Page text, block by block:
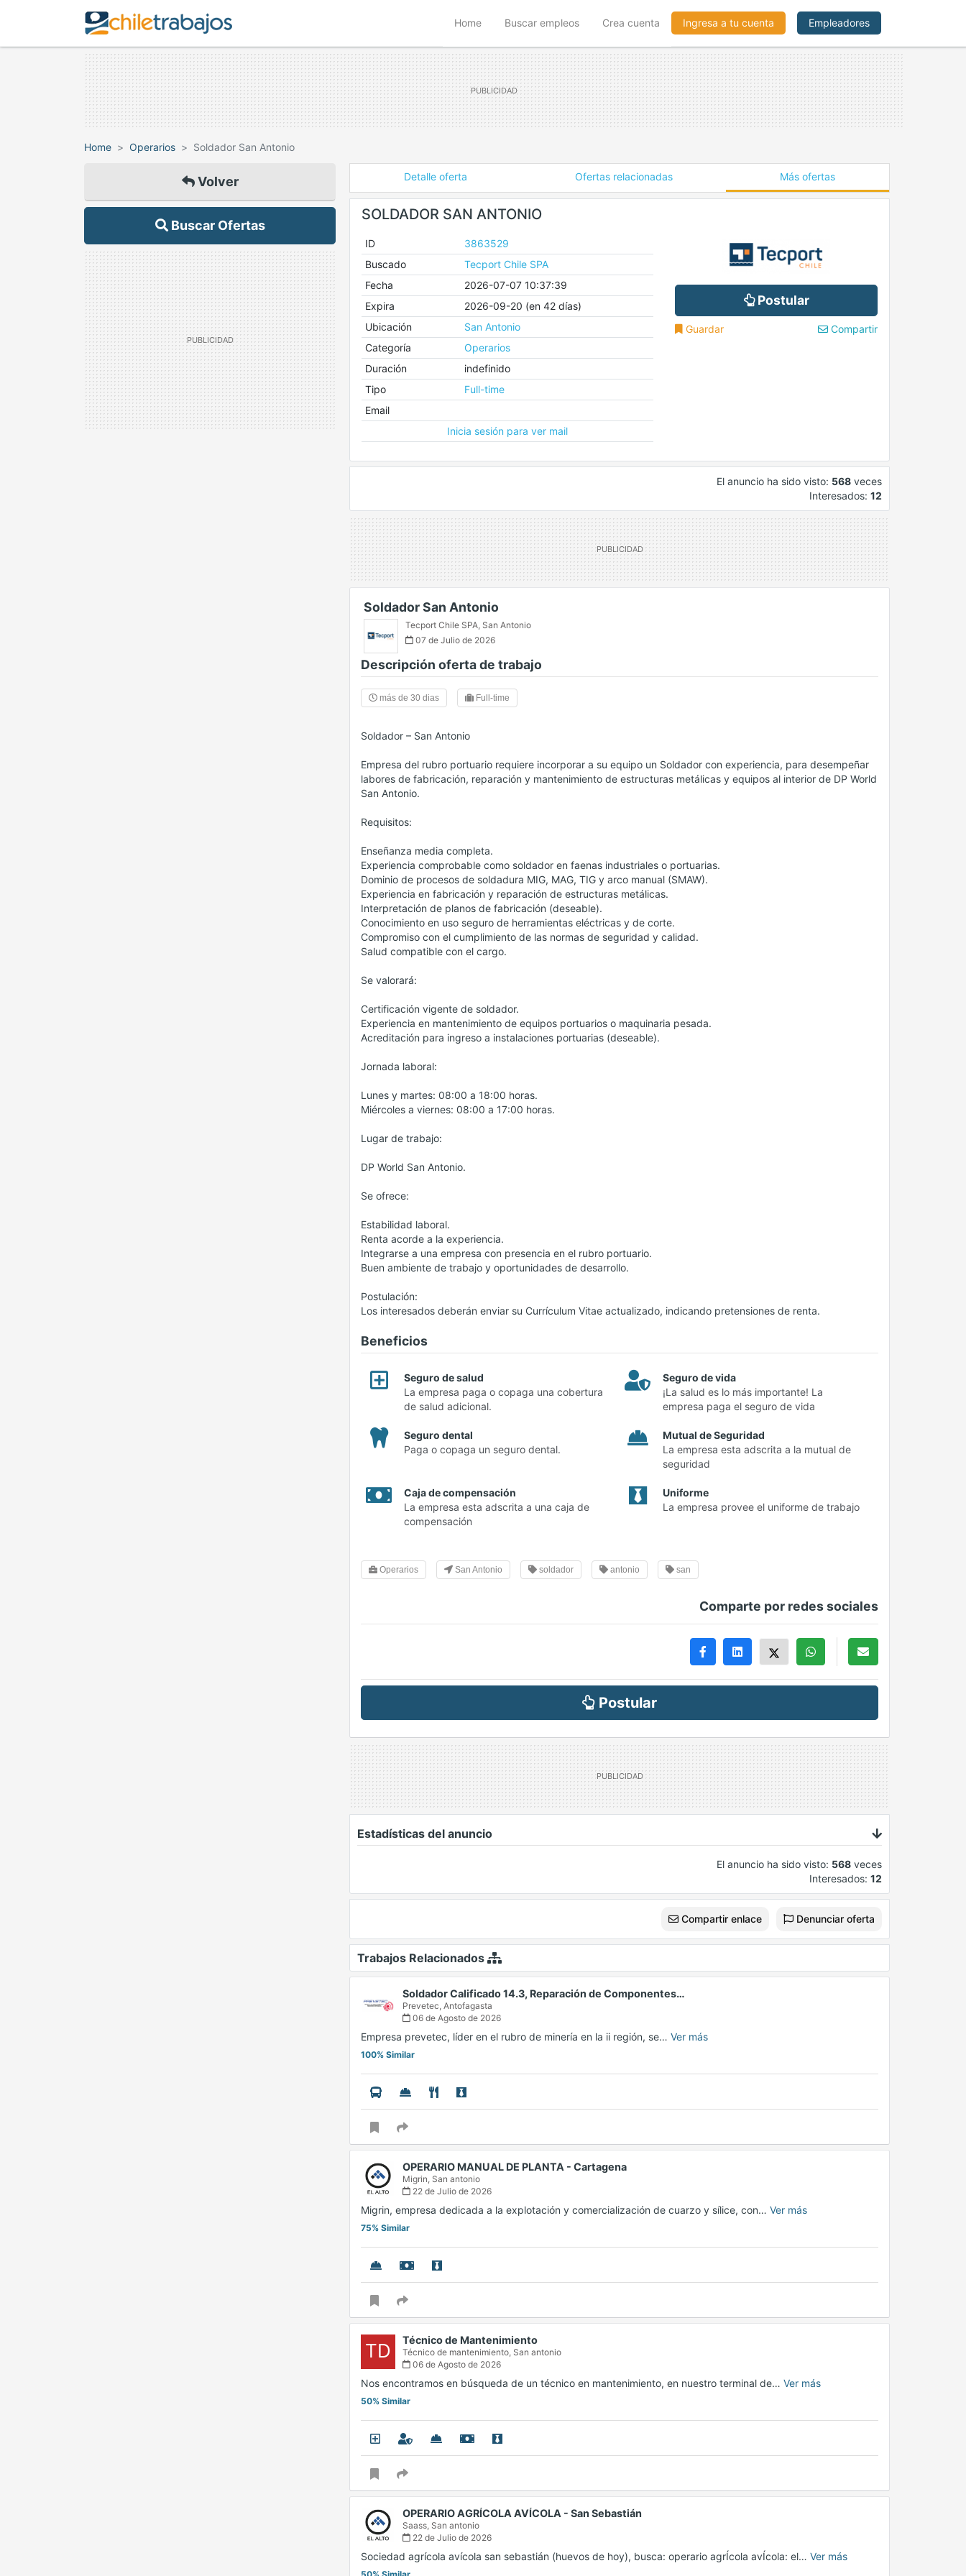
Home(current)Buscar empleos Crea cuenta Ingresa a tu cuenta Empleadores
Home Operarios Soldador San Antonio
Volver
Buscar Ofertas
Detalle oferta Ofertas relacionadas Más ofertas
SOLDADOR SAN ANTONIO
ID
3863529
Buscado
Tecport Chile SPA
Fecha
2026-07-07 10:37:39
Expira
2026-09-20 (en 42 días)
Ubicación
San Antonio
Categoría
Operarios
Duración
indefinido
Tipo
Full-time
Email
Inicia sesión para ver mail
Postular
Guardar Compartir
El anuncio ha sido visto: 568 veces
Interesados: 12
Soldador San Antonio
Tecport Chile SPA, San Antonio
07 de Julio de 2026
Descripción oferta de trabajo
más de 30 dias Full-time
Soldador – San Antonio
Empresa del rubro portuario requiere incorporar a su equipo un Soldador con experiencia, para desempeñar
labores de fabricación, reparación y mantenimiento de estructuras metálicas y equipos al interior de DP World
San Antonio.
Requisitos:
Enseñanza media completa.
Experiencia comprobable como soldador en faenas industriales o portuarias.
Dominio de procesos de soldadura MIG, MAG, TIG y arco manual (SMAW).
Experiencia en fabricación y reparación de estructuras metálicas.
Interpretación de planos de fabricación (deseable).
Conocimiento en uso seguro de herramientas eléctricas y de corte.
Compromiso con el cumplimiento de las normas de seguridad y calidad.
Salud compatible con el cargo.
Se valorará:
Certificación vigente de soldador.
Experiencia en mantenimiento de equipos portuarios o maquinaria pesada.
Acreditación para ingreso a instalaciones portuarias (deseable).
Jornada laboral:
Lunes y martes: 08:00 a 18:00 horas.
Miércoles a viernes: 08:00 a 17:00 horas.
Lugar de trabajo:
DP World San Antonio.
Se ofrece:
Estabilidad laboral.
Renta acorde a la experiencia.
Integrarse a una empresa con presencia en el rubro portuario.
Buen ambiente de trabajo y oportunidades de desarrollo.
Postulación:
Los interesados deberán enviar su Currículum Vitae actualizado, indicando pretensiones de renta.
Beneficios
Seguro de salud
La empresa paga o copaga una cobertura
de salud adicional.
Seguro de vida
¡La salud es lo más importante! La
empresa paga el seguro de vida
Seguro dental
Paga o copaga un seguro dental.
Mutual de Seguridad
La empresa esta adscrita a la mutual de
seguridad
Caja de compensación
La empresa esta adscrita a una caja de
compensación
Uniforme
La empresa provee el uniforme de trabajo
Operarios San Antonio soldador antonio san
Comparte por redes sociales
Postular
Estadísticas del anuncio
El anuncio ha sido visto: 568 veces
Interesados: 12
Compartir enlace Denunciar oferta
Trabajos Relacionados
Soldador Calificado 14.3, Reparación de Componentes…
Prevetec, Antofagasta
06 de Agosto de 2026
Empresa prevetec, líder en el rubro de minería en la ii región, se… Ver más
100% Similar
OPERARIO MANUAL DE PLANTA - Cartagena
Migrin, San antonio
22 de Julio de 2026
Migrin, empresa dedicada a la explotación y comercialización de cuarzo y sílice, con… Ver más
75% Similar
TD Técnico de Mantenimiento
Técnico de mantenimiento, San antonio
06 de Agosto de 2026
Nos encontramos en búsqueda de un técnico en mantenimiento, en nuestro terminal de… Ver más
50% Similar
OPERARIO AGRÍCOLA AVÍCOLA - San Sebastián
Saass, San antonio
22 de Julio de 2026
Sociedad agrícola avícola san sebastián (huevos de hoy), busca: operario agrÍcola avÍcola: el… Ver más